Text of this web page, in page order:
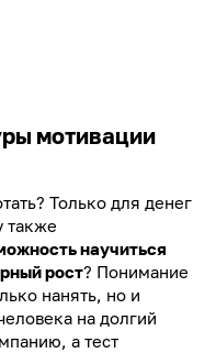
мотивации
Только для денег
также
научиться
рост? Понимание
нанять, но и
на долгий
а тест